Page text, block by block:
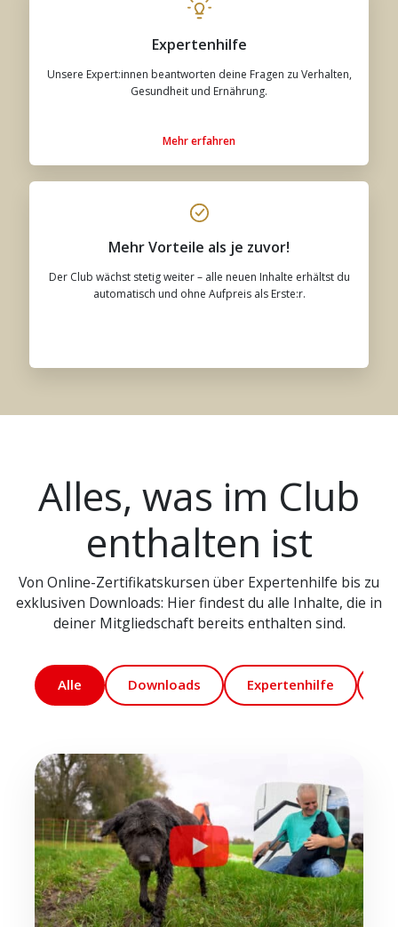
Expertenhilfe
Unsere Expert:innen beantworten deine Fragen zu Verhalten,
Gesundheit und Ernährung.
Mehr erfahren
Mehr Vorteile als je zuvor!
Der Club wächst stetig weiter – alle neuen Inhalte erhältst du
automatisch und ohne Aufpreis als Erste:r.
Alles, was im Club
enthalten ist
Von Online-Zertifikatskursen über Expertenhilfe bis zu
exklusiven Downloads: Hier findest du alle Inhalte, die in
deiner Mitgliedschaft bereits enthalten sind.
Alle Downloads Expertenhilfe